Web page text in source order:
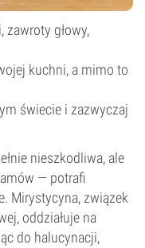
zawroty głowy,
kuchni, a mimo to
świecie i zazwyczaj
nieszkodliwa, ale
— potrafi
Mirystycyna, związek
oddziałuje na
do halucynacji,